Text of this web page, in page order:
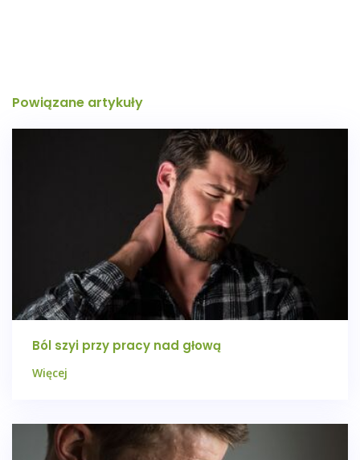
Powiązane artykuły
Ból szyi przy pracy nad głową
Więcej